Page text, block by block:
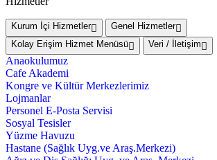
Kurum İçi Hizmetler
Genel Hizmetler
Kolay Erişim Hizmet Menüsü
Veri / İletişim
Anaokulumuz
Cafe Akademi
Kongre ve Kültür Merkezlerimiz
Lojmanlar
Personel E-Posta Servisi
Sosyal Tesisler
Yüzme Havuzu
Hastane (Sağlık Uyg.ve Araş.Merkezi)